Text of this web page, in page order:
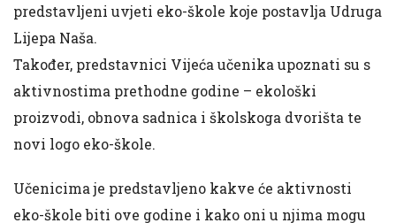
predstavljeni uvjeti eko-škole koje postavlja Udruga
Lijepa Naša.
Također, predstavnici Vijeća učenika upoznati su s
aktivnostima prethodne godine – ekološki
proizvodi, obnova sadnica i školskoga dvorišta te
novi logo eko-škole.
Učenicima je predstavljeno kakve će aktivnosti
eko-škole biti ove godine i kako oni u njima mogu